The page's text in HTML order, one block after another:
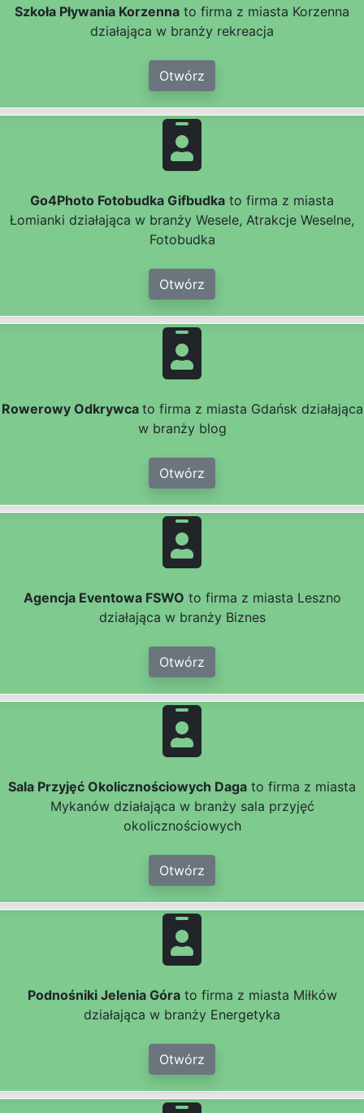
Szkoła Pływania Korzenna to firma z miasta Korzenna
działająca w branży rekreacja
Otwórz
Go4Photo Fotobudka Gifbudka to firma z miasta
Łomianki działająca w branży Wesele, Atrakcje Weselne,
Fotobudka
Otwórz
Rowerowy Odkrywca to firma z miasta Gdańsk działająca
w branży blog
Otwórz
Agencja Eventowa FSWO to firma z miasta Leszno
działająca w branży Biznes
Otwórz
Sala Przyjęć Okolicznościowych Daga to firma z miasta
Mykanów działająca w branży sala przyjęć
okolicznościowych
Otwórz
Podnośniki Jelenia Górato firma z miasta Miłków
działająca w branży Energetyka
Otwórz